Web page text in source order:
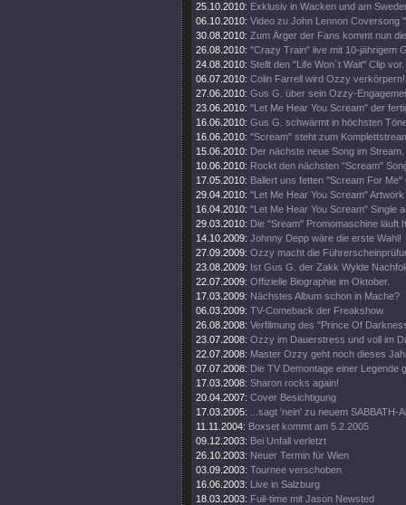
25.10.2010: Exklusiv in Wacken und am
06.10.2010: Video zu John Lennon Coversong
30.08.2010: Zum Ärger der Fans kommt nun
26.08.2010: "Crazy Train" live mit 10-jährigem
24.08.2010: Stellt den "Life Won`t Wait" Clip vor.
06.07.2010: Colin Farrell wird Ozzy verkörpern!
27.06.2010: Gus G. über sein Ozzy-
23.06.2010: "Let Me Hear You Scream" der
16.06.2010: Gus G. schwärmt in höchsten
16.06.2010: "Scream" steht zum
15.06.2010: Der nächste neue Song im Stream.
10.06.2010: Rockt den nächsten "Scream"
17.05.2010: Ballert uns fetten "Scream For Me"
29.04.2010: "Let Me Hear You Scream" Artwork
16.04.2010: "Let Me Hear You Scream" Single
29.03.2010: Die "Sream" Promomaschine läuft
14.10.2009: Johnny Depp wäre die erste Wahl!
27.09.2009: Ozzy macht die
23.08.2009: Ist Gus G. der Zakk Wylde
22.07.2009: Offizielle Biographie im Oktober.
17.03.2009: Nächstes Album schon in Mache?
06.03.2009: TV-Comeback der Freakshow.
26.08.2008: Verfilmung des "Prince Of
23.07.2008: Ozzy im Dauerstress und voll im
22.07.2008: Master Ozzy geht noch dieses
07.07.2008: Die TV Demontage einer Legende
17.03.2008: Sharon rocks again!
20.04.2007: Cover Besichtigung
17.03.2005:
...sagt 'nein' zu neuem SABBATH-
11.11.2004: Boxset kommt am 5.2.2005
09.12.2003: Bei Unfall verletzt
26.10.2003: Neuer Termin für Wien
03.09.2003: Tournee verschoben
16.06.2003: Live in Salzburg
18.03.2003: Full-time mit Jason Newsted